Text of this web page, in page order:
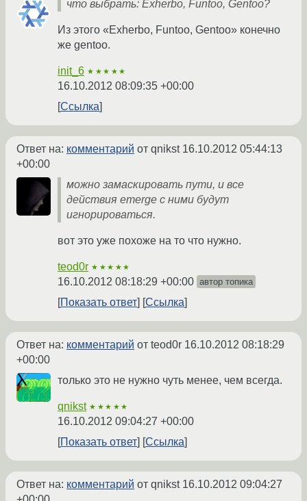
что выбрать: Exherbo, Funtoo, Gentoo?
Из этого «Exherbo, Funtoo, Gentoo» конечно
же gentoo.
init_6 ★★★★★
16.10.2012 08:09:35 +00:00
Ссылка
Ответ на: комментарий от qnikst 16.10.2012 05:44:13
+00:00
можно замаскировать пути, и все
действия emerge с ними будут
игнорироваться.
вот это уже похоже на то что нужно.
teod0r ★★★★★
16.10.2012 08:18:29 +00:00 автор топика
Показать ответ Ссылка
Ответ на: комментарий от teod0r 16.10.2012 08:18:29
+00:00
только это не нужно чуть менее, чем всегда.
qnikst ★★★★★
16.10.2012 09:04:27 +00:00
Показать ответ
Ссылка
Ответ на: комментарий от qnikst 16.10.2012 09:04:27